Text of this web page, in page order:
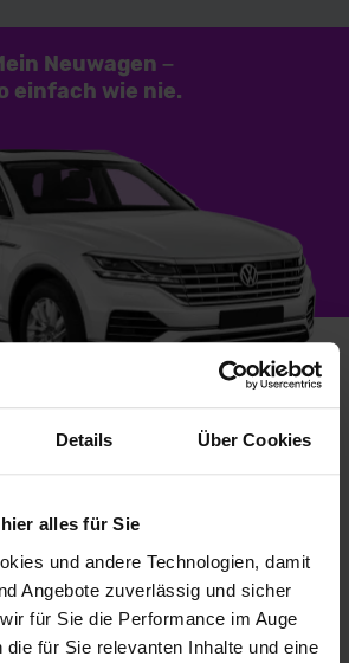
Details Über Cookies
alles für Sie
und andere Technologien, damit
Angebote zuverlässig und sicher
für Sie die Performance im Auge
die für Sie relevanten Inhalte und eine
Neuwagen –
einfach wie nie.
aussuchen
Top-Preisen.
Angebot wählen
einindividuelles Angebot
– inklusive